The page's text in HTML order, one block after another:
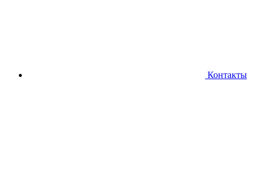
Контакты